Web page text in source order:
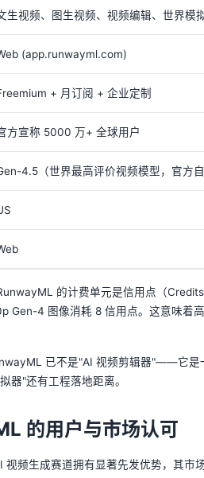
生视频、图生视频、视频编辑、世界模
(app.runwayml.com)
+ 月订阅 + 企业定制
方宣称 5000 万+ 全球用户
4.5（世界最高评价视频模型，官方自
的计费单元是信用点（
Gen-4 图像消耗 8 信用点。这意味着
已不是"AI 视频剪辑器"——它是
器"还有工程落地距离。
的用户与市场认可
视频生成赛道拥有显著先发优势，其市